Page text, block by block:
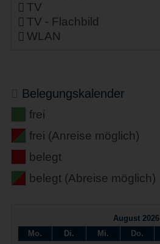
TV
TV - Flachbild
WLAN
Belegungskalender
frei
frei (Anreise möglich)
belegt
belegt (Abreise möglich)
August 2026
Mo.
Di. Mi. Do.